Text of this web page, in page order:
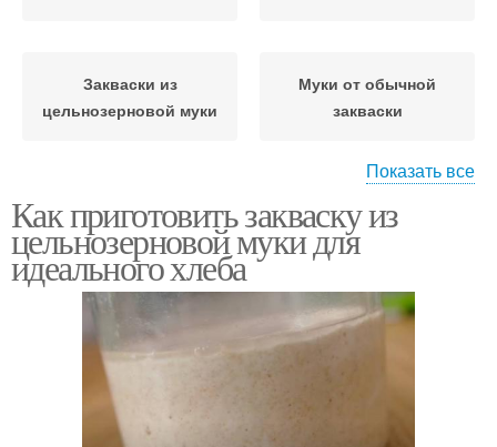
Закваски из
цельнозерновой муки
Муки от обычной
закваски
цельнозерновой муки
Показать все
Как приготовить закваску из
цельнозерновой муки для
идеального хлеба